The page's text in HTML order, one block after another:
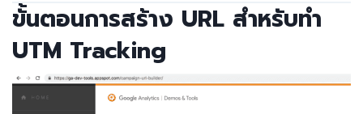
ขั้นตอนการสร้าง URL สำหรับทำ
UTM Tracking